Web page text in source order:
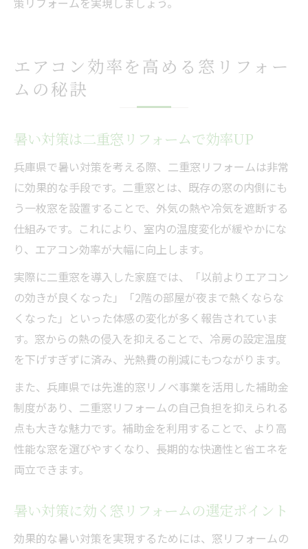
エアコン効率を高める窓リフォー
ムの秘訣
暑い対策は二重窓リフォームで効率UP
兵庫県で暑い対策を考える際、二重窓リフォームは非常
に効果的な手段です。二重窓とは、既存の窓の内側にも
う一枚窓を設置することで、外気の熱や冷気を遮断する
仕組みです。これにより、室内の温度変化が緩やかにな
り、エアコン効率が大幅に向上します。
実際に二重窓を導入した家庭では、「以前よりエアコン
の効きが良くなった」「2階の部屋が夜まで熱くならな
くなった」といった体感の変化が多く報告されていま
す。窓からの熱の侵入を抑えることで、冷房の設定温度
を下げすぎずに済み、光熱費の削減にもつながります。
また、兵庫県では先進的窓リノベ事業を活用した補助金
制度があり、二重窓リフォームの自己負担を抑えられる
点も大きな魅力です。補助金を利用することで、より高
性能な窓を選びやすくなり、長期的な快適性と省エネを
両立できます。
暑い対策に効く窓リフォームの選定ポイント
効果的な暑い対策を実現するためには、窓リフォームの